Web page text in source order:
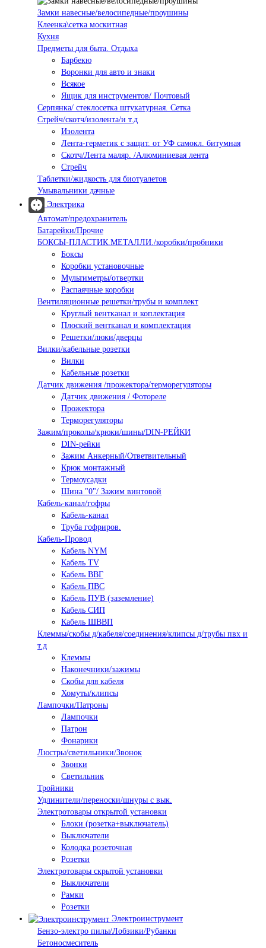
Замки навесные/велосипедные/проушины
Клеенка\сетка москитная
Кухня
Предметы для быта. Отдыха
Барбекю
Воронки для авто и знаки
Всякое
Ящик для инструментов/ Почтовый
Серпянка/ стеклосетка штукатурная. Сетка
Стрейч/скотч/изолента/и т.д
Изолента
Лента-герметик с защит. от УФ самокл. битумная
Скотч/Лента маляр. /Алюминиевая лента
Стрейч
Таблетки/жидкость для биотуалетов
Умывальники дачные
Электрика
Автомат/предохранитель
Батарейки/Прочие
БОКСЫ-ПЛАСТИК.МЕТАЛЛИ./коробки/пробники
Боксы
Коробки установочные
Мультиметры/отвертки
Распаячные коробки
Вентиляционные решетки/трубы и комплект
Круглый вентканал и коплектация
Плоский вентканал и комплектация
Решетки/люки/дверцы
Вилки/кабельные розетки
Вилки
Кабельные розетки
Датчик движения /прожектора/терморегуляторы
Датчик движения / Фотореле
Прожектора
Терморегуляторы
Зажим/проколы/крюки/шины/DIN-РЕЙКИ
DIN-рейки
Зажим Анкерный/Ответвительный
Крюк монтажный
Термоусадки
Шина "0"/ Зажим винтовой
Кабель-канал/гофры
Кабель-канал
Труба гофриров.
Кабель-Провод
Кабель NYM
Кабель TV
Кабель ВВГ
Кабель ПВС
Кабель ПУВ (заземление)
Кабель СИП
Кабель ШВВП
Клеммы/скобы д/кабеля/соединения/клипсы д/трубы пвх и
т.д
Клеммы
Наконечники/зажимы
Скобы для кабеля
Хомуты/клипсы
Лампочки/Патроны
Лампочки
Патрон
Фонарики
Люстры/светильники/Звонок
Звонки
Светильник
Тройники
Удлинители/переноски/шнуры с вык.
Электротовары открытой установки
Блоки (розетка+выключатель)
Выключатели
Колодка розеточная
Розетки
Электротовары скрытой установки
Выключатели
Рамки
Розетки
Электроинструмент
Бензо-электро пилы/Лобзики/Рубанки
Бетоносмеситель